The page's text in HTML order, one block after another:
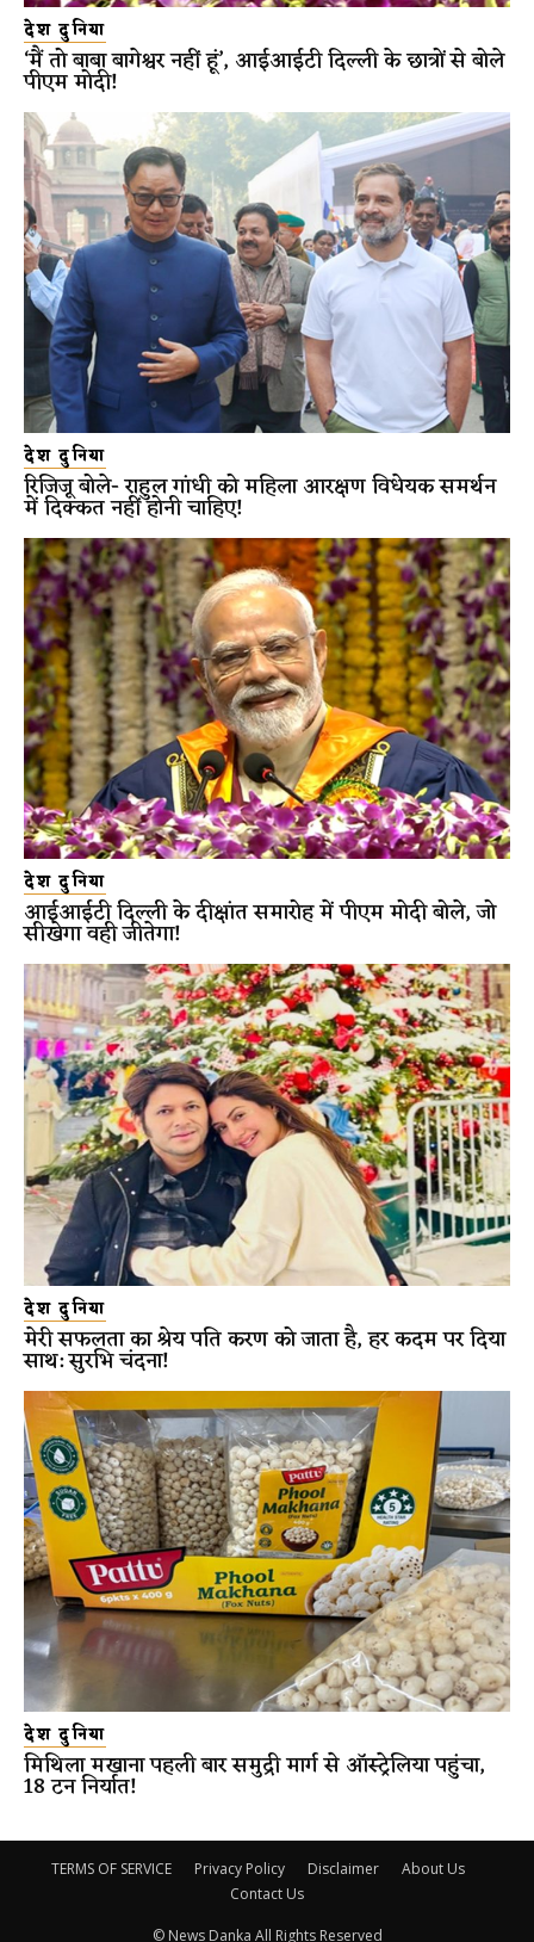
देश दुनिया
‘मैं तो बाबा बागेश्वर नहीं हूं’, आईआईटी दिल्ली के छात्रों से बोले
पीएम मोदी!
देश दुनिया
रिजिजू बोले- राहुल गांधी को महिला आरक्षण विधेयक समर्थन
में दिक्कत नहीं होनी चाहिए!
देश दुनिया
आईआईटी दिल्ली के दीक्षांत समारोह में पीएम मोदी बोले, जो
सीखेगा वही जीतेगा!
देश दुनिया
मेरी सफलता का श्रेय पति करण को जाता है, हर कदम पर दिया
साथ: सुरभि चंदना!
देश दुनिया
मिथिला मखाना पहली बार समुद्री मार्ग से ऑस्ट्रेलिया पहुंचा,
18 टन निर्यात!
TERMS OF SERVICE Privacy Policy Disclaimer
About Us
Contact Us
© News Danka All Rights Reserved